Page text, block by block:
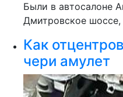
Были в автосалоне
Дмитровское шоссе,
Как
чери амулет